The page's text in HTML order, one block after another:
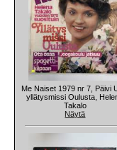
Me Naiset 1979 nr 7, Päivi
yllätysmissi Oulusta,
Takalo
Näytä